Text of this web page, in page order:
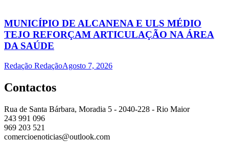
MUNICÍPIO DE ALCANENA E ULS MÉDIO
TEJO REFORÇAM ARTICULAÇÃO NA ÁREA
DA SAÚDE
Redação RedaçãoAgosto 7, 2026
Contactos
Rua de Santa Bárbara, Moradia 5 - 2040-228 - Rio Maior
243 991 096
969 203 521
comercioenoticias@outlook.com